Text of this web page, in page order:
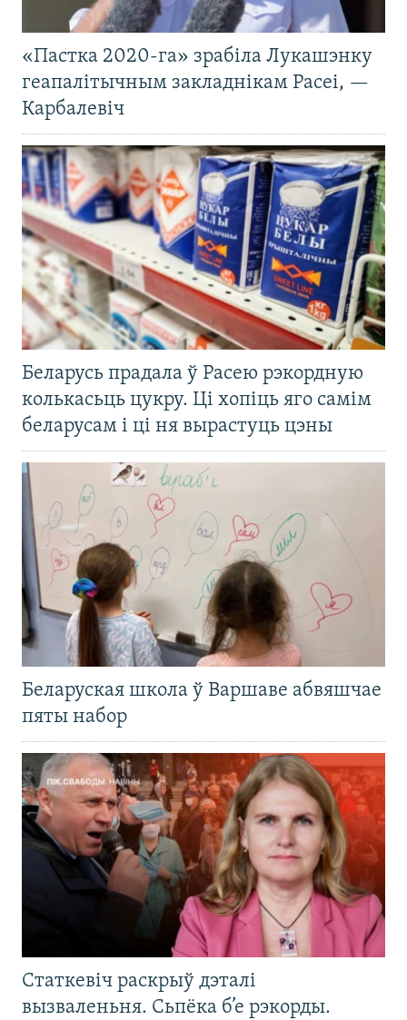
«Пастка 2020-га» зрабіла Лукашэнку
геапалітычным закладнікам Расеі, —
Карбалевіч
Беларусь прадала ў Расею рэкордную
колькасьць цукру. Ці хопіць яго самім
беларусам і ці ня вырастуць цэны
Беларуская школа ў Варшаве абвяшчае
пяты набор
Статкевіч раскрыў дэталі
вызваленьня. Сьпёка б’е рэкорды.